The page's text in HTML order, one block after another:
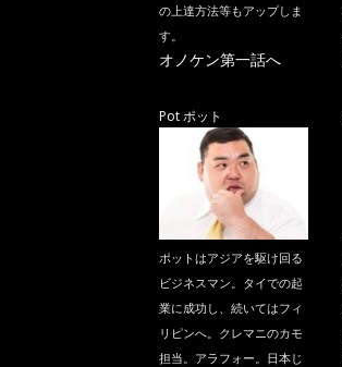
の上達方法等もアップしま
す。
オノケン第一話へ
Pot ポット
ポットはアジアを駆け回る
ビジネスマン。タイでの起
業に成功し、続いてはフィ
リピンへ。クレマニのカモ
担当。アラフォー。日本じ